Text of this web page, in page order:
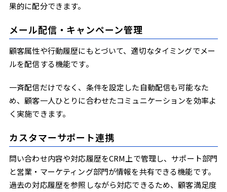
果的に配分できます。
メール配信・キャンペーン管理
顧客属性や行動履歴にもとづいて、適切なタイミングでメー
ルを配信する機能です。
一斉配信だけでなく、条件を設定した自動配信も可能なた
め、顧客一人ひとりに合わせたコミュニケーションを効率よ
く実施できます。
カスタマーサポート連携
問い合わせ内容や対応履歴をCRM上で管理し、サポート部門
と営業・マーケティング部門が情報を共有できる機能です。
過去の対応履歴を参照しながら対応できるため、顧客満足度